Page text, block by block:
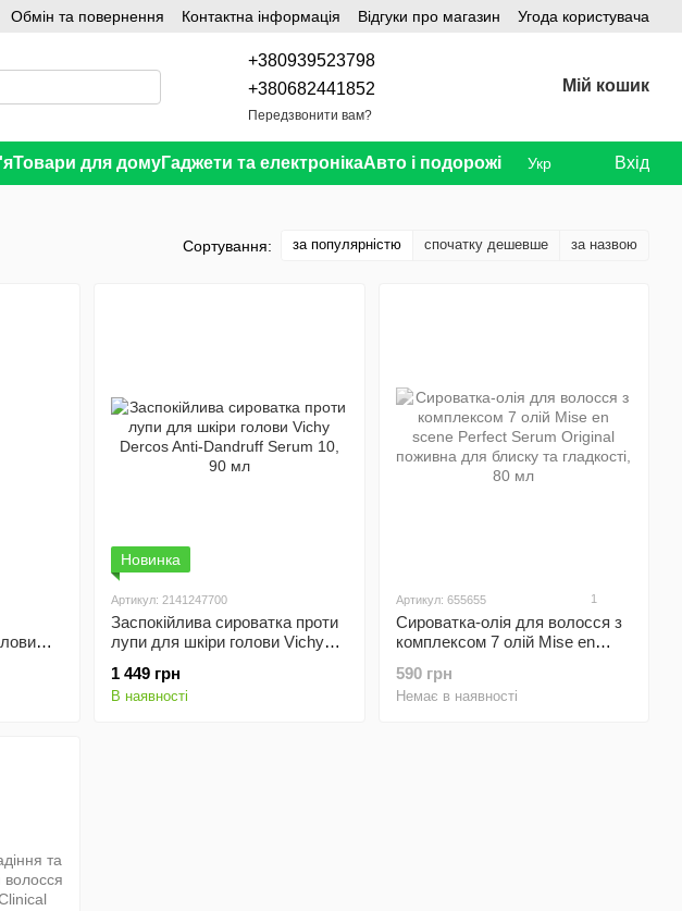
Обмін та повернення Контактна інформація Відгуки про магазин Угода користувача
+380939523798
+380682441852
Передзвонити вам?
Мій кошик
Товари для домуГаджети та електронікаАвто і подорожі Укр Вхід
Сортування: за популярністю спочатку дешевше за назвою
Новинка
Артикул: 2141247700
Заспокійлива сироватка проти
лупи для шкіри голови Vichy
90 мл
1 449 грн
В наявності
Артикул: 655655 1
Сироватка-олія для волосся з
комплексом 7 олій Mise en
поживна для блиску та
гладкості, 80 мл
590 грн
Немає в наявності